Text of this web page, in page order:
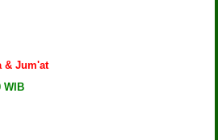
Jum'at